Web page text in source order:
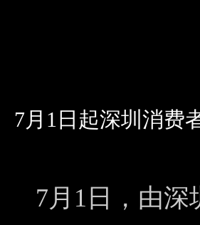
7月1日起深圳消费
7月1日，由